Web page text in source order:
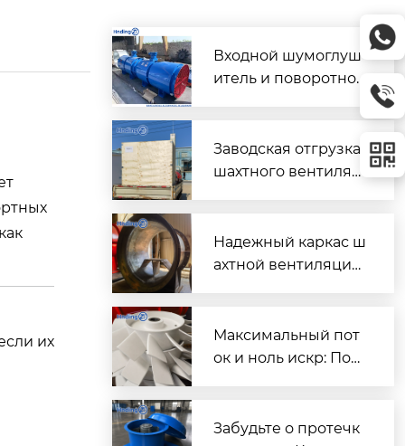
их
Входной шумоглуш
итель и поворотно-
рубок для шахтного
вентилятора главно
го проветривания
Заводская отгрузка
шахтного вентилят
его объекта в Казах
стане
Надежный каркас ш
ахтной вентиляции:
DK
Максимальный пот
ок и ноль искр: Пош
шахтной вентиляци
Забудьте о протечк